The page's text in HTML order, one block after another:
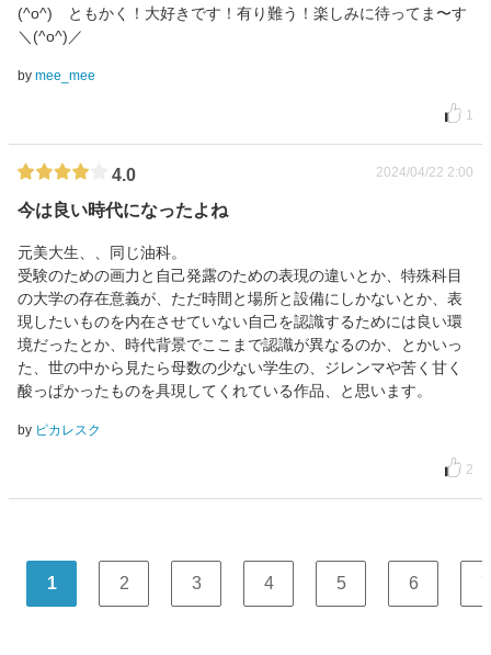
(^o^) ともかく！大好きです！有り難う！楽しみに待ってま〜す
＼(^o^)／
by mee_mee
1
4.0 2024/04/22 2:00
今は良い時代になったよね
元美大生、、同じ油科。
受験のための画力と自己発露のための表現の違いとか、特殊科目
の大学の存在意義が、ただ時間と場所と設備にしかないとか、表
現したいものを内在させていない自己を認識するためには良い環
境だったとか、時代背景でここまで認識が異なるのか、とかいっ
た、世の中から見たら母数の少ない学生の、ジレンマや苦く甘く
酸っぱかったものを具現してくれている作品、と思います。
by ピカレスク
2
1 2 3 4 5 6 7